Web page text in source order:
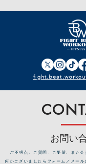
お問い
ご不明点、ご質問、ご要望、また
何かございましたらフォーム／メール